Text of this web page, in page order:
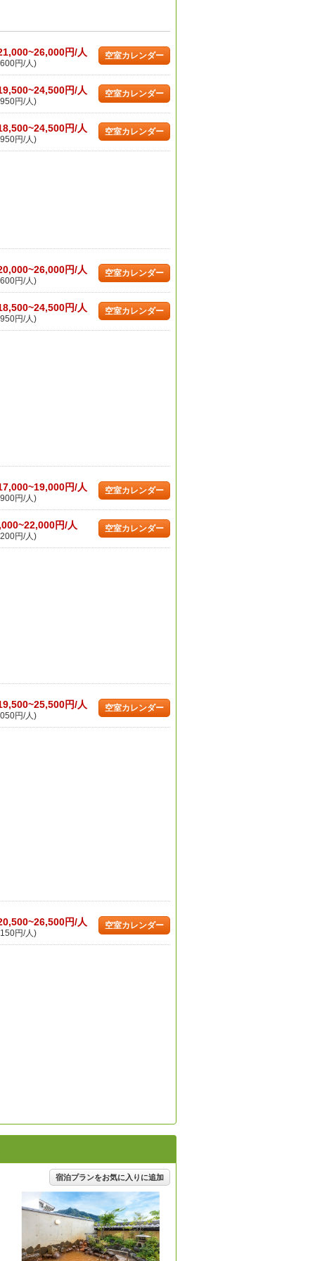
円/人
円/人)
空室カレンダー
円/人
円/人)
空室カレンダー
円/人
円/人)
空室カレンダー
円/人
円/人)
空室カレンダー
円/人
円/人)
空室カレンダー
円/人
円/人)
空室カレンダー
円/人
円/人)
空室カレンダー
円/人
円/人)
空室カレンダー
円/人
円/人)
空室カレンダー
宿泊プランをお気に入りに追加